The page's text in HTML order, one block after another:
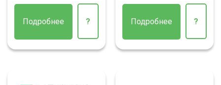
Подробнее ? Подробнее ?